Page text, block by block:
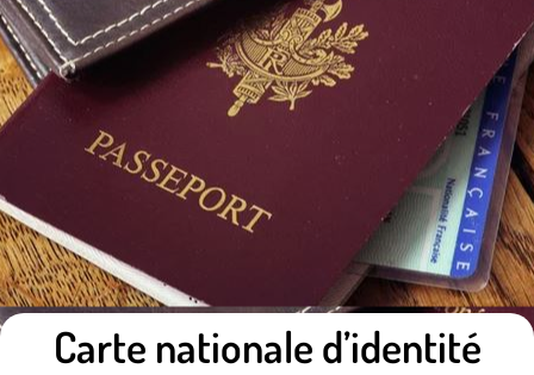
Carte nationale d’identité